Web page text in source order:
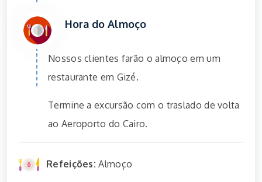
Hora do Almoço
Nossos clientes farão o almoço em um
restaurante em Gizé.
Termine a excursão com o traslado de volta
ao Aeroporto do Cairo.
Refeições: Almoço